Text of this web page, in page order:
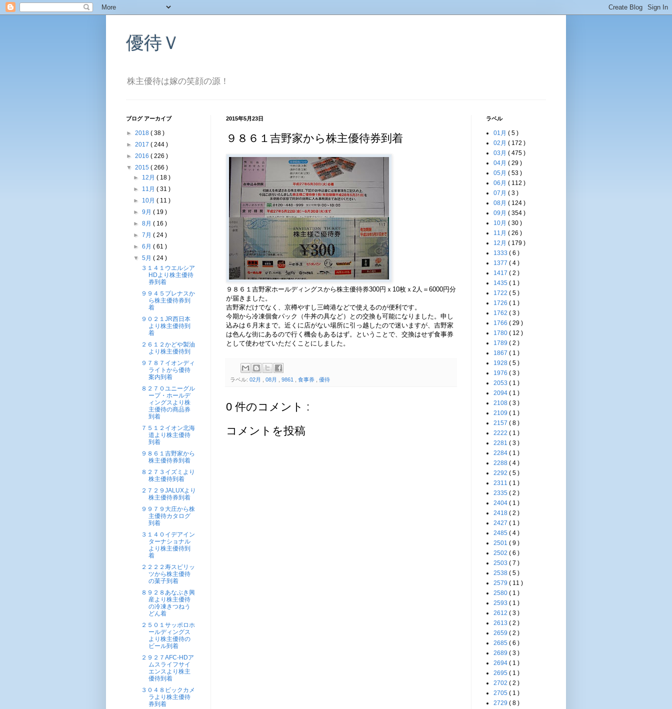
優待Ｖ
株主優待は嫁の笑顔の源！
2015年5月23日
９８６１吉野家から株主優待券到着
９８６１吉野家ホールディングスから株主優待券300円ｘ10枚ｘ2人＝6000円分
が届きました。
吉野家だけでなく、京樽やすし三崎港などで使えるのが便利です。
今期から冷凍個食パック（牛丼の具など）との交換も可能になりました。申し
込みは６月末まで。近くに店がない場所に引っ越したので迷いますが、吉野家
は色んな街にあるので行く機会もあるはず。ということで、交換はせず食事券
として使わせていただくことにしました。
ラベル: 02月 , 08月 , 9861 , 食事券 , 優待
0 件のコメント :
コメントを投稿
ブログ アーカイブ
► 2018 ( 38 )
► 2017 ( 244 )
► 2016 ( 226 )
▼ 2015 ( 266 )
► 12月( 18 )
► 11月( 31 )
► 10月( 11 )
►9月( 19 )
►8月( 16 )
►7月( 24 )
►6月( 61 )
▼5月( 24 )
３１４１ウエルシア
HDより株主優待
券到着
９９４５プレナスか
ら株主優待券到
着
９０２１JR西日本
より株主優待到
着
２６１２かどや製油
より株主優待到
９７８７イオンディ
ライトから優待
案内到着
８２７０ユニーグル
ープ・ホールデ
ィングスより株
主優待の商品券
到着
７５１２イオン北海
道より株主優待
到着
９８６１吉野家から
株主優待券到着
８２７３イズミより
株主優待到着
２７２９JALUXより
株主優待券到着
９９７９大庄から株
主優待カタログ
到着
３１４０イデアイン
ターナショナル
より株主優待到
着
２２２２寿スピリッ
ツから株主優待
の菓子到着
８９２８あなぶき興
産より株主優待
の冷凍きつねう
どん着
２５０１サッポロホ
ールディングス
より株主優待の
ビール到着
２９２７AFC-HDア
ムスライフサイ
エンスより株主
優待到着
３０４８ビックカメ
ラより株主優待
券到着
ラベル
01月 ( 5 )
02月 ( 172 )
03月 ( 475 )
04月 ( 29 )
05月 ( 53 )
06月 ( 112 )
07月 ( 3 )
08月 ( 124 )
09月 ( 354 )
10月 ( 30 )
11月 ( 26 )
12月 ( 179 )
1333 ( 6 )
1377 ( 4 )
1417 ( 2 )
1435 ( 1 )
1722 ( 5 )
1726 ( 1 )
1762 ( 3 )
1766 ( 29 )
1780 ( 12 )
1789 ( 2 )
1867 ( 1 )
1928 ( 5 )
1976 ( 3 )
2053 ( 1 )
2094 ( 1 )
2108 ( 3 )
2109 ( 1 )
2157 ( 8 )
2222 ( 1 )
2281 ( 3 )
2284 ( 1 )
2288 ( 4 )
2292 ( 5 )
2311 ( 1 )
2335 ( 2 )
2404 ( 1 )
2418 ( 2 )
2427 ( 1 )
2485 ( 4 )
2501 ( 9 )
2502 ( 6 )
2503 ( 7 )
2538 ( 5 )
2579 ( 11 )
2580 ( 1 )
2593 ( 1 )
2612 ( 3 )
2613 ( 2 )
2659 ( 2 )
2685 ( 6 )
2689 ( 3 )
2694 ( 1 )
2695 ( 1 )
2702 ( 2 )
2705 ( 1 )
2729 ( 8 )